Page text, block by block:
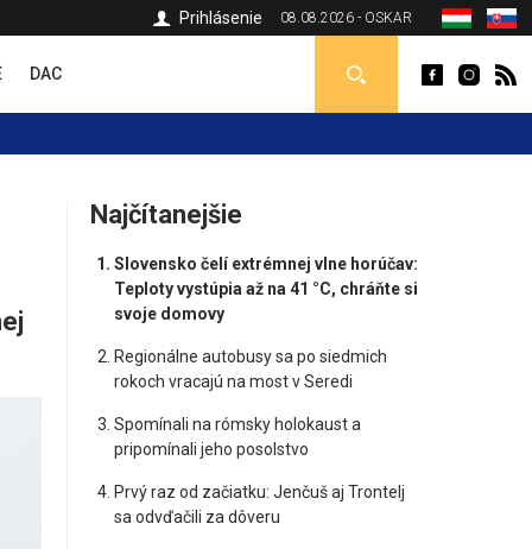
08.08.2026 - OSKAR
Prihlásenie
DAC
Najčítanejšie
Slovensko čelí extrémnej vlne horúčav:
Teploty vystúpia až na 41 °C, chráňte si
svoje domovy
Regionálne autobusy sa po siedmich
rokoch vracajú na most v Seredi
Spomínali na rómsky holokaust a
pripomínali jeho posolstvo
Prvý raz od začiatku: Jenčuš aj Trontelj
sa odvďačili za dôveru